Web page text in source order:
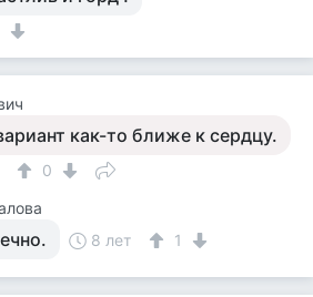
как-то ближе к сердцу.
0
8 лет 1